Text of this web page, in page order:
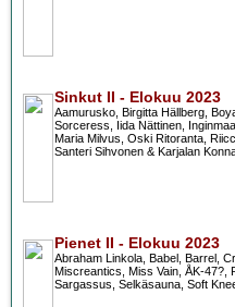
Sinkut II - Elokuu 2023
Aamurusko, Birgitta Hällberg,
Sorceress, Iida Nättinen,
Maria Milvus, Oski Ritoranta,
Santeri Sihvonen & Karjalan
Pienet II - Elokuu 2023
Abraham Linkola, Babel, Barrel,
Miscreantics, Miss Vain, ÅK-47?,
Sargassus, Selkäsauna, Soft